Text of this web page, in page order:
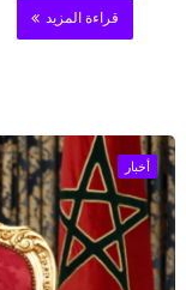
قراءة المزيد
أخبار